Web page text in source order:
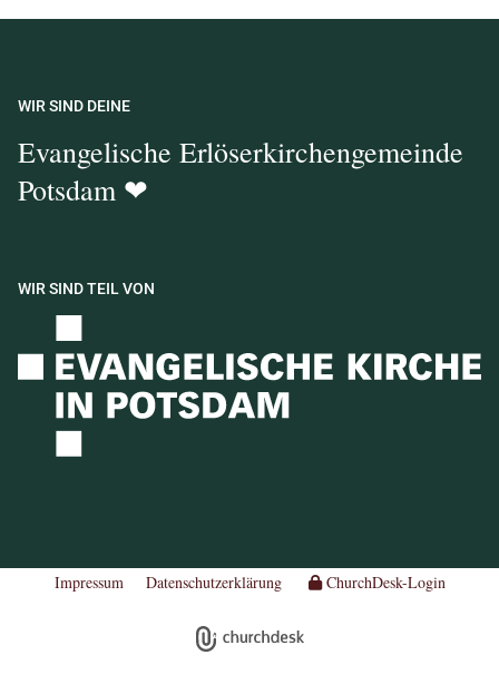
WIR SIND DEINE
Evangelische Erlöserkirchengemeinde
Potsdam ❤
WIR SIND TEIL VON
Impressum Datenschutzerklärung ChurchDesk-Login